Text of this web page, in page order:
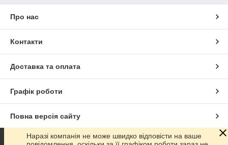
Про нас
Контакти
Доставка та оплата
Графік роботи
Повна версія сайту
Сайт створено на маркетплейсіProm.ua
Наразі компанія не може швидко відповісти на ваше